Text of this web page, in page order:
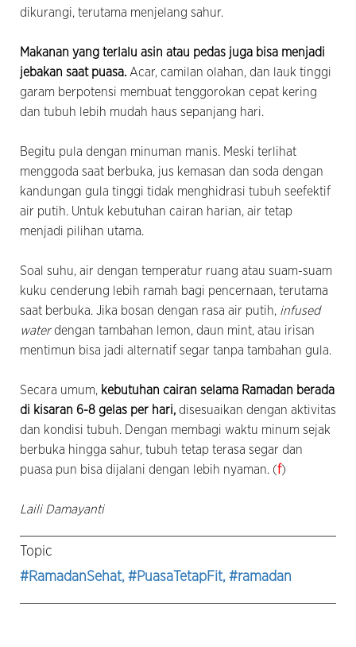
dikurangi, terutama menjelang sahur.
Makanan yang terlalu asin atau pedas juga bisa menjadi
jebakan saat puasa. Acar, camilan olahan, dan lauk tinggi
garam berpotensi membuat tenggorokan cepat kering
dan tubuh lebih mudah haus sepanjang hari.
Begitu pula dengan minuman manis. Meski terlihat
menggoda saat berbuka, jus kemasan dan soda dengan
kandungan gula tinggi tidak menghidrasi tubuh seefektif
air putih. Untuk kebutuhan cairan harian, air tetap
menjadi pilihan utama.
Soal suhu, air dengan temperatur ruang atau suam-suam
kuku cenderung lebih ramah bagi pencernaan, terutama
saat berbuka. Jika bosan dengan rasa air putih, infused
waterdengan tambahan lemon, daun mint, atau irisan
mentimun bisa jadi alternatif segar tanpa tambahan gula.
Secara umum, kebutuhan cairan selama Ramadan berada
di kisaran 6-8 gelas per hari, disesuaikan dengan aktivitas
dan kondisi tubuh. Dengan membagi waktu minum sejak
berbuka hingga sahur, tubuh tetap terasa segar dan
puasa pun bisa dijalani dengan lebih nyaman. (f)
Laili Damayanti
Topic
#RamadanSehat, #PuasaTetapFit, #ramadan